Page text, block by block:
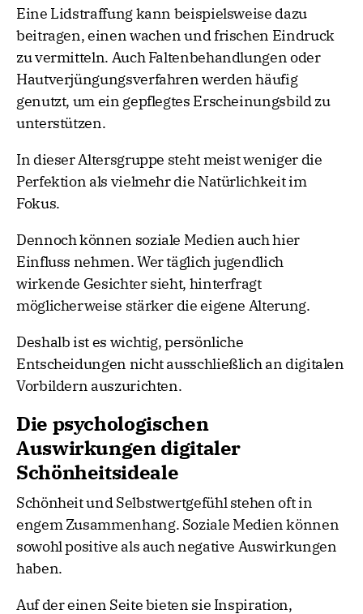
Eine Lidstraffung kann beispielsweise dazu
beitragen, einen wachen und frischen Eindruck
zu vermitteln. Auch Faltenbehandlungen oder
Hautverjüngungsverfahren werden häufig
genutzt, um ein gepflegtes Erscheinungsbild zu
unterstützen.
In dieser Altersgruppe steht meist weniger die
Perfektion als vielmehr die Natürlichkeit im
Fokus.
Dennoch können soziale Medien auch hier
Einfluss nehmen. Wer täglich jugendlich
wirkende Gesichter sieht, hinterfragt
möglicherweise stärker die eigene Alterung.
Deshalb ist es wichtig, persönliche
Entscheidungen nicht ausschließlich an digitalen
Vorbildern auszurichten.
Die psychologischen
Auswirkungen digitaler
Schönheitsideale
Schönheit und Selbstwertgefühl stehen oft in
engem Zusammenhang. Soziale Medien können
sowohl positive als auch negative Auswirkungen
haben.
Auf der einen Seite bieten sie Inspiration,